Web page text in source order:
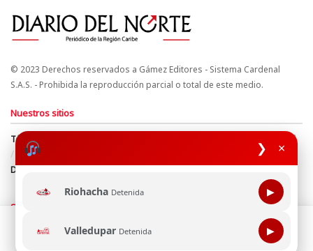
❯ ×
Riohacha Detenida ▶
Valledupar Detenida ▶
© 2023 Derechos reservados a Gámez Editores - Sistema Cardenal
S.A.S. - Prohibida la reproducción parcial o total de este medio.
Nuestros sitios
Términos y Condiciones
Derechos de Autor y Propiedad Intelectual
Política de uso de cookies
Política de Tratamiento de Datos
Directrices Editoriales
Síguenos
Esta página web usa cookie para mejorar tu experiencia de
navegación, al continuar aceptas nuestra política de uso de